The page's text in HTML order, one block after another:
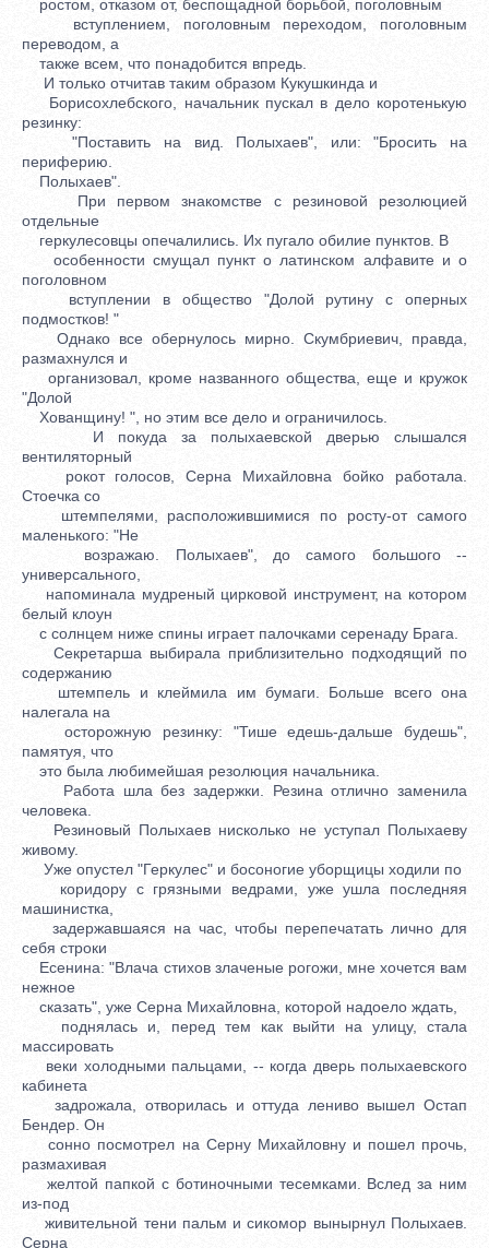
ростом, отказом от, беспощадной борьбой, поголовным
вступлением, поголовным переходом, поголовным
переводом, а
также всем, что понадобится впредь.
И только отчитав таким образом Кукушкинда и
Борисохлебского, начальник пускал в дело коротенькую
резинку:
"Поставить на вид. Полыхаев", или: "Бросить на
периферию.
Полыхаев".
При первом знакомстве с резиновой резолюцией
отдельные
геркулесовцы опечалились. Их пугало обилие пунктов. В
особенности смущал пункт о латинском алфавите и о
поголовном
вступлении в общество "Долой рутину с оперных
подмостков! "
Однако все обернулось мирно. Скумбриевич, правда,
размахнулся и
организовал, кроме названного общества, еще и кружок
"Долой
Хованщину! ", но этим все дело и ограничилось.
И покуда за полыхаевской дверью слышался
вентиляторный
рокот голосов, Серна Михайловна бойко работала.
Стоечка со
штемпелями, расположившимися по росту-от самого
маленького: "Не
возражаю. Полыхаев", до самого большого --
универсального,
напоминала мудреный цирковой инструмент, на котором
белый клоун
с солнцем ниже спины играет палочками серенаду Брага.
Секретарша выбирала приблизительно подходящий по
содержанию
штемпель и клеймила им бумаги. Больше всего она
налегала на
осторожную резинку: "Тише едешь-дальше будешь",
памятуя, что
это была любимейшая резолюция начальника.
Работа шла без задержки. Резина отлично заменила
человека.
Резиновый Полыхаев нисколько не уступал Полыхаеву
живому.
Уже опустел "Геркулес" и босоногие уборщицы ходили по
коридору с грязными ведрами, уже ушла последняя
машинистка,
задержавшаяся на час, чтобы перепечатать лично для
себя строки
Есенина: "Влача стихов злаченые рогожи, мне хочется вам
нежное
сказать", уже Серна Михайловна, которой надоело ждать,
поднялась и, перед тем как выйти на улицу, стала
массировать
веки холодными пальцами, -- когда дверь полыхаевского
кабинета
задрожала, отворилась и оттуда лениво вышел Остап
Бендер. Он
сонно посмотрел на Серну Михайловну и пошел прочь,
размахивая
желтой папкой с ботиночными тесемками. Вслед за ним
из-под
живительной тени пальм и сикомор вынырнул Полыхаев.
Серна